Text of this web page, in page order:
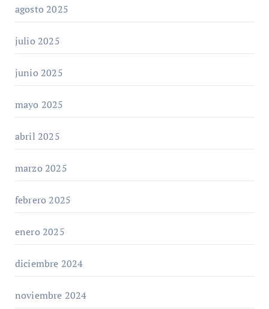
agosto 2025
julio 2025
junio 2025
mayo 2025
abril 2025
marzo 2025
febrero 2025
enero 2025
diciembre 2024
noviembre 2024